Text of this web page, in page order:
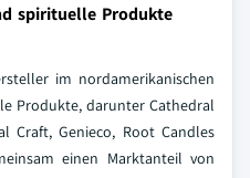
spirituelle Produkte
im nordamerikanischen
Produkte, darunter Cathedral
Craft, Genieco, Root Candles
einen Marktanteil von